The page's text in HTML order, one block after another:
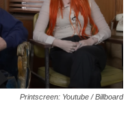
Printscreen: Youtube / Billboard